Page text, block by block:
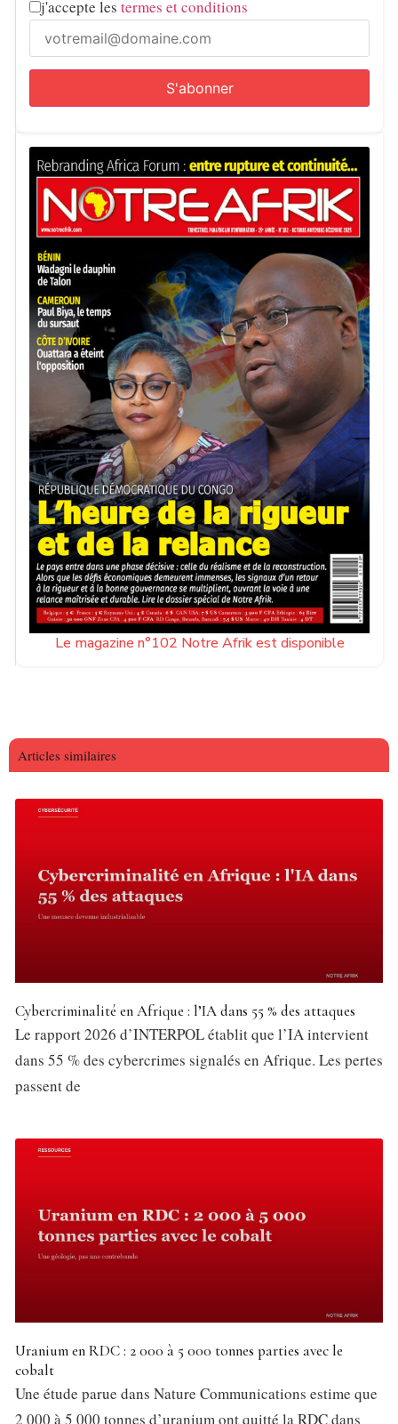
j'accepte les termes et conditions
Le magazine n°102 Notre Afrik est disponible
Articles similaires
Cybercriminalité en Afrique : l’IA dans 55 % des attaques
Le rapport 2026 d’INTERPOL établit que l’IA intervient
dans 55 % des cybercrimes signalés en Afrique. Les pertes
passent de
Uranium en RDC : 2 000 à 5 000 tonnes parties avec le
cobalt
Une étude parue dans Nature Communications estime que
2 000 à 5 000 tonnes d’uranium ont quitté la RDC dans